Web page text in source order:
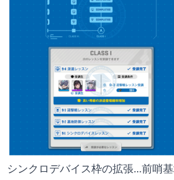
シンクロデバイス枠の拡張…前哨